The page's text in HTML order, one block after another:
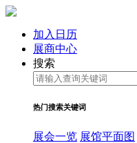
加入日历
展商中心
搜索
热门搜索关键词
展会一览 展馆平面图